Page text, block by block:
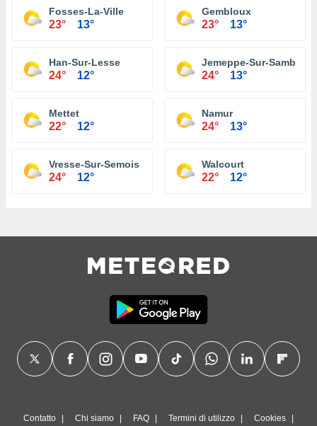
Fosses-La-Ville
23° 13°
Gembloux
23° 13°
Han-Sur-Lesse
24° 12°
Jemeppe-Sur-Sambre
24° 13°
Mettet
22° 12°
Namur
24° 13°
Vresse-Sur-Semois
24° 12°
Walcourt
22° 12°
Contatto Chi siamo FAQ Termini di utilizzo Cookies